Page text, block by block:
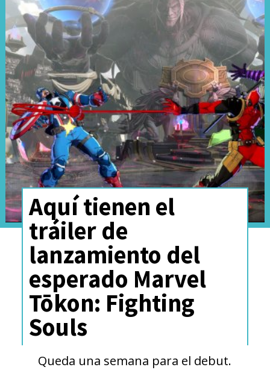
Aquí tienen el
tráiler de
lanzamiento del
esperado Marvel
Tōkon: Fighting
Souls
Queda una semana para el debut.